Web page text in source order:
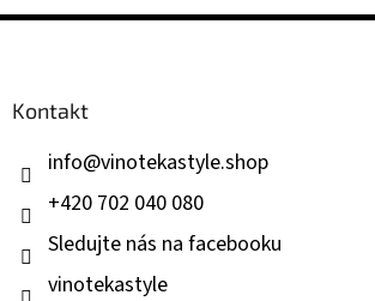
Z
Kontakt
info@vinotekastyle.shop
+420 702 040 080
Sledujte nás na facebooku
vinotekastyle